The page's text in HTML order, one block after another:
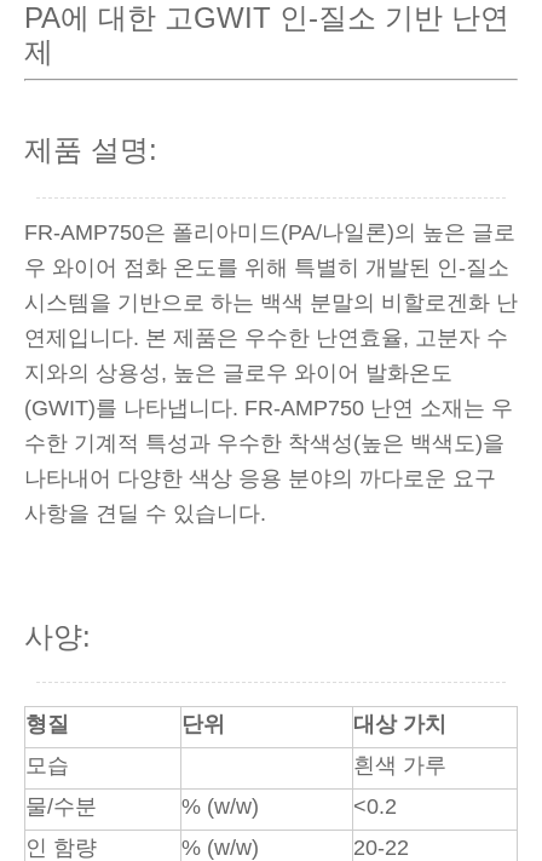
PA에 대한 고GWIT 인-질소 기반 난연
제
제품 설명:
FR-AMP750은 폴리아미드(PA/나일론)의 높은 글로
우 와이어 점화 온도를 위해 특별히 개발된 인-질소
시스템을 기반으로 하는 백색 분말의 비할로겐화 난
연제입니다. 본 제품은 우수한 난연효율, 고분자 수
지와의 상용성, 높은 글로우 와이어 발화온도
(GWIT)를 나타냅니다. FR-AMP750 난연 소재는 우
수한 기계적 특성과 우수한 착색성(높은 백색도)을
나타내어 다양한 색상 응용 분야의 까다로운 요구
사항을 견딜 수 있습니다.
사양:
형질 단위
대상 가치
모습
흰색 가루
물/수분
% (w/w)
<0.2
인 함량
% (w/w)
20-22